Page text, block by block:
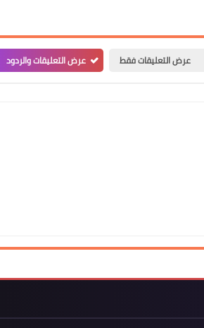
عرض التعليقات فقط عرض التعليقات والردود
23 أغسطس 2022